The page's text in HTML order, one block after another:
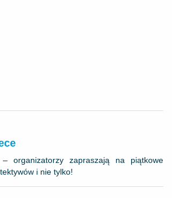
organizatorzy zapraszają na piątkowe
i nie tylko!